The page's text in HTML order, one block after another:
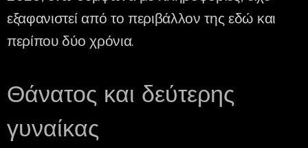
εξαφανιστεί από το περιβάλλον της εδώ και
περίπου δύο χρόνια.
Θάνατος και δεύτερης
γυναίκας